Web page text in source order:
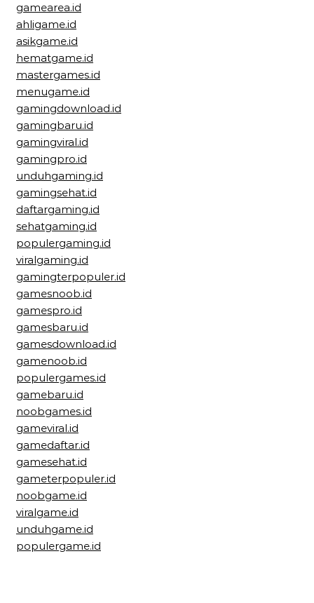
gamearea.id
ahligame.id
asikgame.id
hematgame.id
mastergames.id
menugame.id
gamingdownload.id
gamingbaru.id
gamingviral.id
gamingpro.id
unduhgaming.id
gamingsehat.id
daftargaming.id
sehatgaming.id
populergaming.id
viralgaming.id
gamingterpopuler.id
gamesnoob.id
gamespro.id
gamesbaru.id
gamesdownload.id
gamenoob.id
populergames.id
gamebaru.id
noobgames.id
gameviral.id
gamedaftar.id
gamesehat.id
gameterpopuler.id
noobgame.id
viralgame.id
unduhgame.id
populergame.id